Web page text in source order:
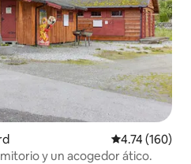
Calificación
4.74 (160)
y un acogedor ático.